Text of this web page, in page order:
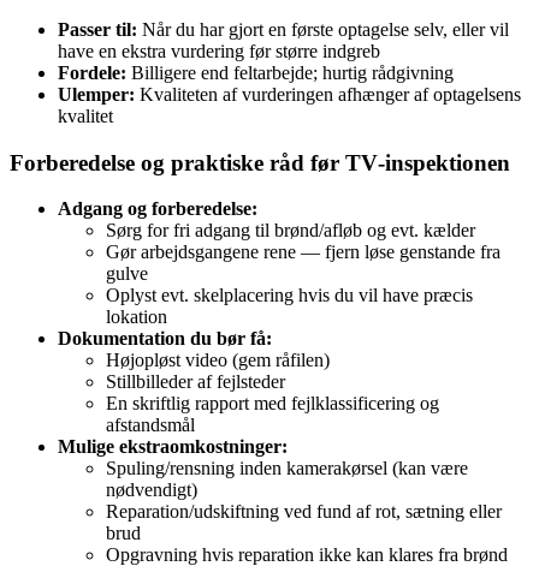
Passer til: Når du har gjort en første optagelse selv, eller vil
have en ekstra vurdering før større indgreb
Fordele: Billigere end feltarbejde; hurtig rådgivning
Ulemper: Kvaliteten af vurderingen afhænger af optagelsens
kvalitet
Forberedelse og praktiske råd før TV‑inspektionen
Adgang og forberedelse:
Sørg for fri adgang til brønd/afløb og evt. kælder
Gør arbejdsgangene rene — fjern løse genstande fra
gulve
Oplyst evt. skelplacering hvis du vil have præcis
lokation
Dokumentation du bør få:
Højopløst video (gem råfilen)
Stillbilleder af fejlsteder
En skriftlig rapport med fejlklassificering og
afstandsmål
Mulige ekstraomkostninger:
Spuling/rensning inden kamerakørsel (kan være
nødvendigt)
Reparation/udskiftning ved fund af rot, sætning eller
brud
Opgravning hvis reparation ikke kan klares fra brønd